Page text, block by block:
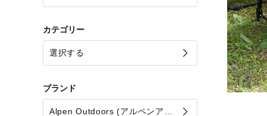
カテゴリー
ブランド